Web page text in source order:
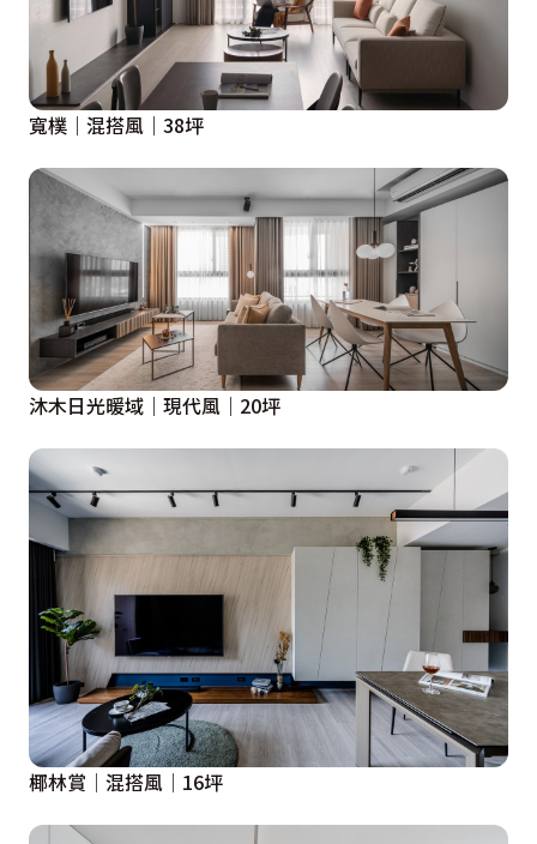
寬樸｜混搭風｜38坪
沐木日光暖域｜現代風｜20坪
椰林賞│混搭風│16坪